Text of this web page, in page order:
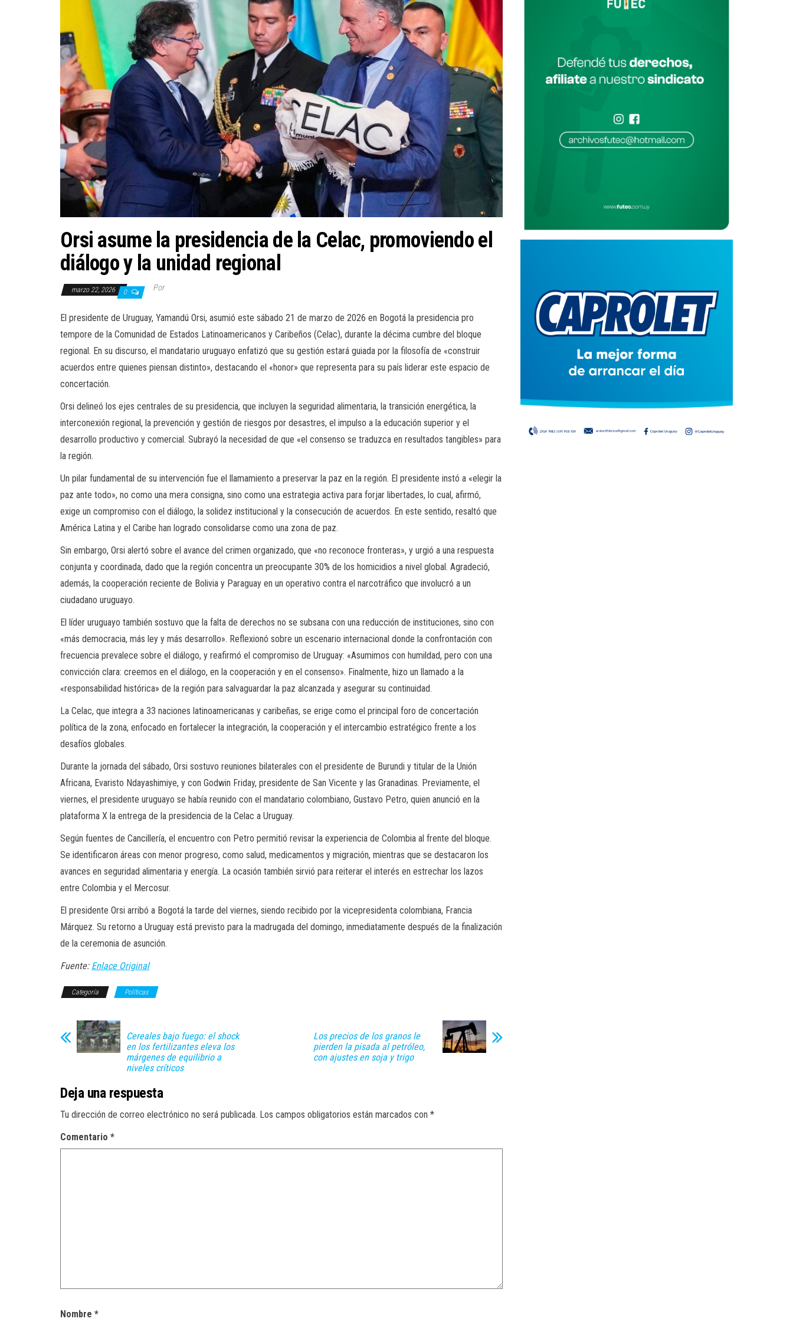
Orsi asume la presidencia de la Celac, promoviendo el
diálogo y la unidad regional
marzo 22, 2026 0 Por
El presidente de Uruguay, Yamandú Orsi, asumió este sábado 21 de marzo de 2026 en Bogotá la presidencia pro
tempore de la Comunidad de Estados Latinoamericanos y Caribeños (Celac), durante la décima cumbre del bloque
regional. En su discurso, el mandatario uruguayo enfatizó que su gestión estará guiada por la filosofía de «construir
acuerdos entre quienes piensan distinto», destacando el «honor» que representa para su país liderar este espacio de
concertación.
Orsi delineó los ejes centrales de su presidencia, que incluyen la seguridad alimentaria, la transición energética, la
interconexión regional, la prevención y gestión de riesgos por desastres, el impulso a la educación superior y el
desarrollo productivo y comercial. Subrayó la necesidad de que «el consenso se traduzca en resultados tangibles» para
la región.
Un pilar fundamental de su intervención fue el llamamiento a preservar la paz en la región. El presidente instó a «elegir la
paz ante todo», no como una mera consigna, sino como una estrategia activa para forjar libertades, lo cual, afirmó,
exige un compromiso con el diálogo, la solidez institucional y la consecución de acuerdos. En este sentido, resaltó que
América Latina y el Caribe han logrado consolidarse como una zona de paz.
Sin embargo, Orsi alertó sobre el avance del crimen organizado, que «no reconoce fronteras», y urgió a una respuesta
conjunta y coordinada, dado que la región concentra un preocupante 30% de los homicidios a nivel global. Agradeció,
además, la cooperación reciente de Bolivia y Paraguay en un operativo contra el narcotráfico que involucró a un
ciudadano uruguayo.
El líder uruguayo también sostuvo que la falta de derechos no se subsana con una reducción de instituciones, sino con
«más democracia, más ley y más desarrollo». Reflexionó sobre un escenario internacional donde la confrontación con
frecuencia prevalece sobre el diálogo, y reafirmó el compromiso de Uruguay: «Asumimos con humildad, pero con una
convicción clara: creemos en el diálogo, en la cooperación y en el consenso». Finalmente, hizo un llamado a la
«responsabilidad histórica» de la región para salvaguardar la paz alcanzada y asegurar su continuidad.
La Celac, que integra a 33 naciones latinoamericanas y caribeñas, se erige como el principal foro de concertación
política de la zona, enfocado en fortalecer la integración, la cooperación y el intercambio estratégico frente a los
desafíos globales.
Durante la jornada del sábado, Orsi sostuvo reuniones bilaterales con el presidente de Burundi y titular de la Unión
Africana, Evaristo Ndayashimiye, y con Godwin Friday, presidente de San Vicente y las Granadinas. Previamente, el
viernes, el presidente uruguayo se había reunido con el mandatario colombiano, Gustavo Petro, quien anunció en la
plataforma X la entrega de la presidencia de la Celac a Uruguay.
Según fuentes de Cancillería, el encuentro con Petro permitió revisar la experiencia de Colombia al frente del bloque.
Se identificaron áreas con menor progreso, como salud, medicamentos y migración, mientras que se destacaron los
avances en seguridad alimentaria y energía. La ocasión también sirvió para reiterar el interés en estrechar los lazos
entre Colombia y el Mercosur.
El presidente Orsi arribó a Bogotá la tarde del viernes, siendo recibido por la vicepresidenta colombiana, Francia
Márquez. Su retorno a Uruguay está previsto para la madrugada del domingo, inmediatamente después de la finalización
de la ceremonia de asunción.
Fuente: Enlace Original
Categoría Políticas
Cereales bajo fuego: el shock
en los fertilizantes eleva los
márgenes de equilibrio a
niveles críticos
Los precios de los granos le
pierden la pisada al petróleo,
con ajustes en soja y trigo
Deja una respuesta
Tu dirección de correo electrónico no será publicada. Los campos obligatorios están marcados con *
Comentario *
Nombre *